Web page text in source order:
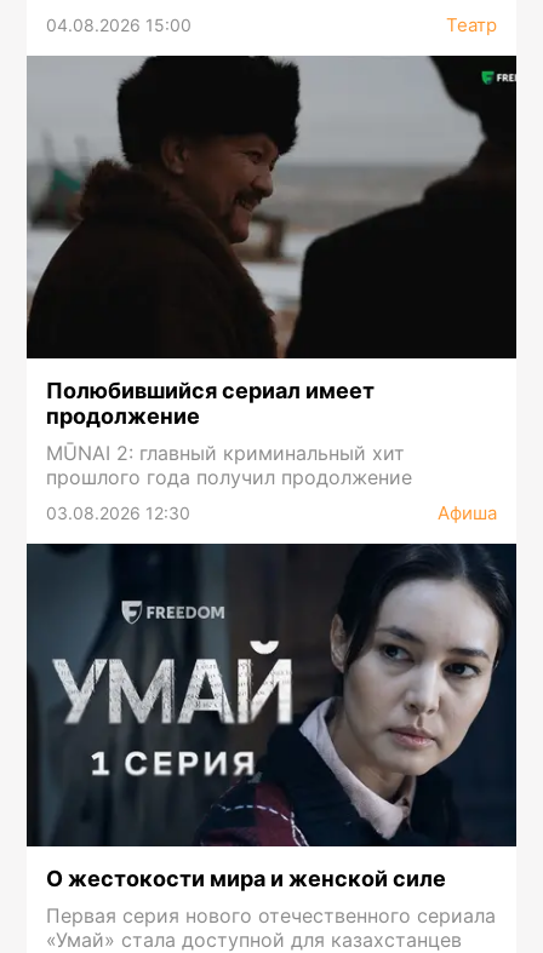
04.08.2026 15:00 Театр
Полюбившийся сериал имеет
продолжение
MŪNAI 2: главный криминальный хит
прошлого года получил продолжение
03.08.2026 12:30 Афиша
О жестокости мира и женской силе
Первая серия нового отечественного сериала
«Умай» стала доступной для казахстанцев